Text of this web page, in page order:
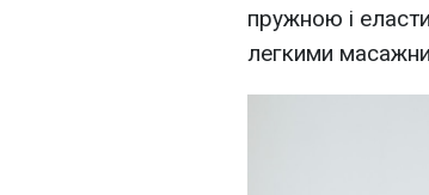
пружною і
легкими